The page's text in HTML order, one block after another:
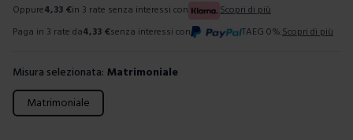
Oppure4,33 €in 3 rate senza interessi con
Scopri di più
Paga in 3 rate da4,33 €senza interessi con TAEG 0%. Scopri di più
Misura selezionata: Matrimoniale
Scegli una misura
Matrimoniale